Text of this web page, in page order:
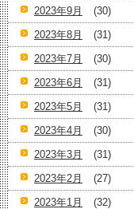
2023年9月
(30)
2023年8月
(31)
2023年7月
(30)
2023年6月
(31)
2023年5月
(31)
2023年4月
(30)
2023年3月
(31)
2023年2月
(27)
2023年1月
(32)